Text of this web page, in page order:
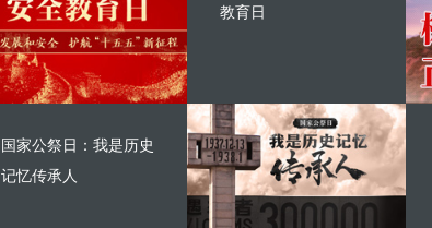
教育日
国家公祭日：我是历史
记忆传承人